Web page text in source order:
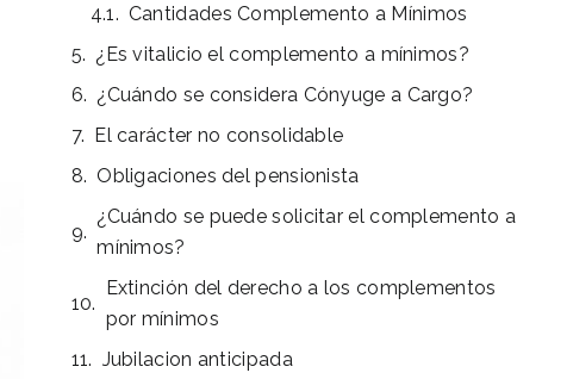
Cantidades Complemento a Mínimos
¿Es vitalicio el complemento a mínimos?
¿Cuándo se considera Cónyuge a Cargo?
El carácter no consolidable
Obligaciones del pensionista
¿Cuándo se puede solicitar el complemento a
mínimos?
Extinción del derecho a los complementos
por mínimos
Jubilacion anticipada